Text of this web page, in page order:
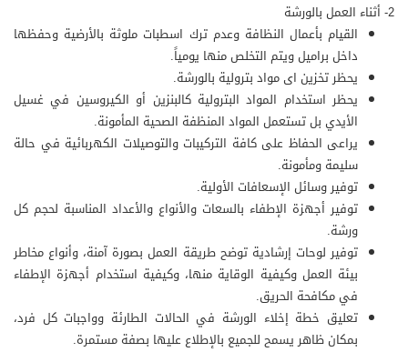
2- أثناء العمل بالورشة
القيام بأعمال النظافة وعدم ترك اسطبات ملوثة بالأرضية وحفظها
داخل براميل ويتم التخلص منها يومياً.
يحظر تخزين اى مواد بترولية بالورشة.
يحظر استخدام المواد البترولية كالبنزين أو الكيروسين في غسيل
الأيدي بل تستعمل المواد المنظفة الصحية المأمونة.
يراعى الحفاظ على كافة التركيبات والتوصيلات الكهربائية في حالة
سليمة ومأمونة.
توفير وسائل الإسعافات الأولية.
توفير أجهزة الإطفاء بالسعات والأنواع والأعداد المناسبة لحجم كل
ورشة.
توفير لوحات إرشادية توضح طريقة العمل بصورة آمنة، وأنواع مخاطر
بيئة العمل وكيفية الوقاية منها، وكيفية استخدام أجهزة الإطفاء
في مكافحة الحريق.
تعليق خطة إخلاء الورشة في الحالات الطارئة وواجبات كل فرد،
بمكان ظاهر يسمح للجميع بالإطلاع عليها بصفة مستمرة.